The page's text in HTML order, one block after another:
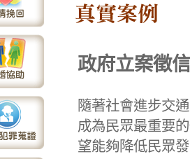
政府立案徵
隨著社會進步交
成為民眾最重要
望能夠降低民眾